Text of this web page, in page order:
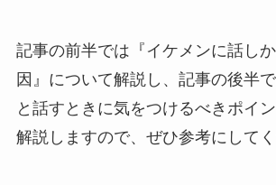
記事の前半では『イケメンに話し
因』について解説し、記事の後半
と話すときに気をつけるべきポイ
解説しますので、ぜひ参考にしてく